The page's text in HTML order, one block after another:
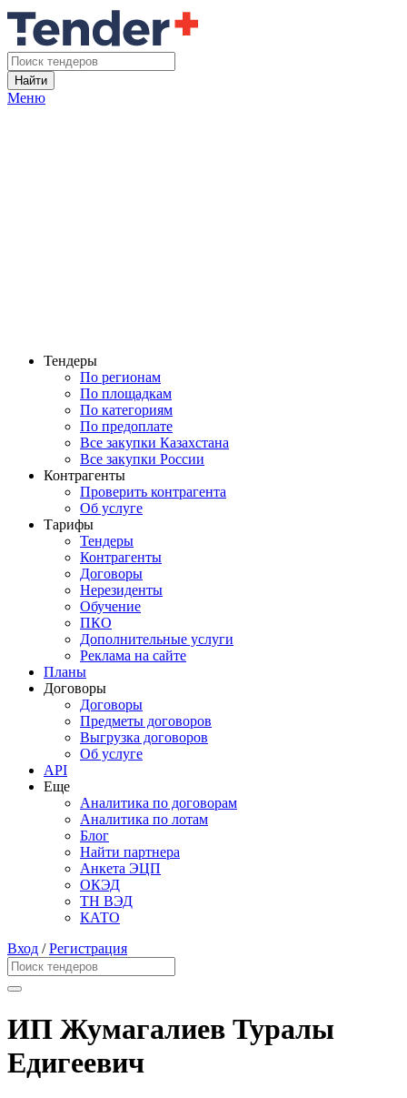
Найти
Меню
Тендеры
По регионам
По площадкам
По категориям
По предоплате
Все закупки Казахстана
Все закупки России
Контрагенты
Проверить контрагента
Об услуге
Тарифы
Тендеры
Контрагенты
Договоры
Нерезиденты
Обучение
ПКО
Дополнительные услуги
Реклама на сайте
Планы
Договоры
Договоры
Предметы договоров
Выгрузка договоров
Об услуге
API
Еще
Аналитика по договорам
Аналитика по лотам
Блог
Найти партнера
Анкета ЭЦП
ОКЭД
ТН ВЭД
КАТО
Вход /Регистрация
ИП Жумагалиев Туралы
Едигеевич